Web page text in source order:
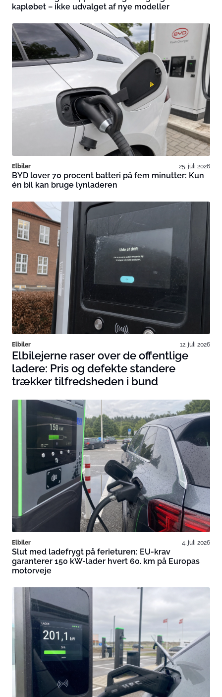
kapløbet – ikke udvalget af nye modeller
Elbiler 25. juli 2026
BYD lover 70 procent batteri på fem minutter: Kun
én bil kan bruge lynladeren
Elbiler 12. juli 2026
Elbilejerne raser over de offentlige
ladere: Pris og defekte standere
trækker tilfredsheden i bund
Elbiler 4. juli 2026
Slut med ladefrygt på ferieturen: EU-krav
garanterer 150 kW-lader hvert 60. km på Europas
motorveje